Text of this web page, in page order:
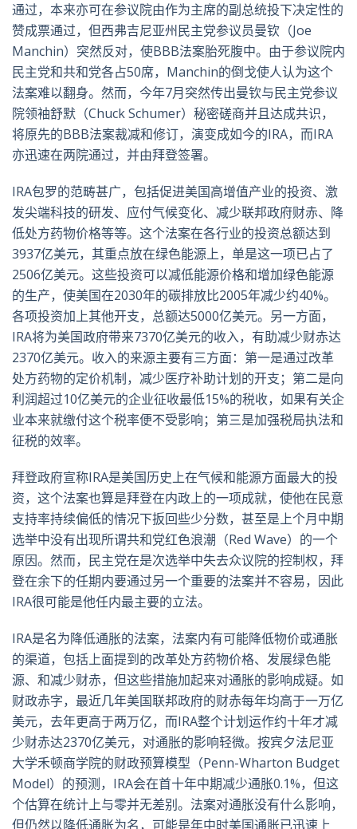
通过，本来亦可在参议院由作为主席的副总统投下决定性的
赞成票通过，但西弗吉尼亚州民主党参议员曼钦（Joe
Manchin）突然反对，使BBB法案胎死腹中。由于参议院内
民主党和共和党各占50席，Manchin的倒戈使人认为这个
法案难以翻身。然而，今年7月突然传出曼钦与民主党参议
院领袖舒默（Chuck Schumer）秘密磋商并且达成共识，
将原先的BBB法案裁减和修订，演变成如今的IRA，而IRA
亦迅速在两院通过，并由拜登签署。
IRA包罗的范畴甚广，包括促进美国高增值产业的投资、激
发尖端科技的研发、应付气候变化、减少联邦政府财赤、降
低处方药物价格等等。这个法案在各行业的投资总额达到
3937亿美元，其重点放在绿色能源上，单是这一项已占了
2506亿美元。这些投资可以减低能源价格和增加绿色能源
的生产，使美国在2030年的碳排放比2005年减少约40%。
各项投资加上其他开支，总额达5000亿美元。另一方面，
IRA将为美国政府带来7370亿美元的收入，有助减少财赤达
2370亿美元。收入的来源主要有三方面：第一是通过改革
处方药物的定价机制，减少医疗补助计划的开支；第二是向
利润超过10亿美元的企业征收最低15%的税收，如果有关企
业本来就缴付这个税率便不受影响；第三是加强税局执法和
征税的效率。
拜登政府宣称IRA是美国历史上在气候和能源方面最大的投
资，这个法案也算是拜登在内政上的一项成就，使他在民意
支持率持续偏低的情况下扳回些少分数，甚至是上个月中期
选举中没有出现所谓共和党红色浪潮（Red Wave）的一个
原因。然而，民主党在是次选举中失去众议院的控制权，拜
登在余下的任期内要通过另一个重要的法案并不容易，因此
IRA很可能是他任内最主要的立法。
IRA是名为降低通胀的法案，法案内有可能降低物价或通胀
的渠道，包括上面提到的改革处方药物价格、发展绿色能
源、和减少财赤，但这些措施加起来对通胀的影响成疑。如
财政赤字，最近几年美国联邦政府的财赤每年均高于一万亿
美元，去年更高于两万亿，而IRA整个计划运作约十年才减
少财赤达2370亿美元，对通胀的影响轻微。按宾夕法尼亚
大学禾顿商学院的财政预算模型（Penn-Wharton Budget
Model）的预测，IRA会在首十年中期减少通胀0.1%，但这
个估算在统计上与零并无差别。法案对通胀没有什么影响，
但仍然以降低通胀为名，可能是年中时美国通胀已迅速上